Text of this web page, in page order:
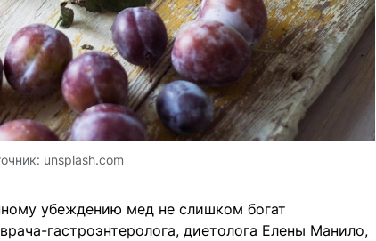
unsplash.com
убеждению мед не слишком богат
гастроэнтеролога, диетолога Елены Манило,